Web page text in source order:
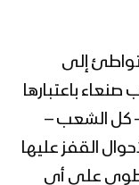
إلى
باعتبارها
كل الشعب –
القفز عليها
على أي